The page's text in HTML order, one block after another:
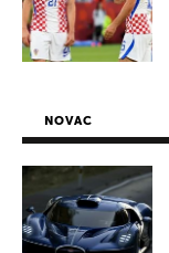
NOVAC